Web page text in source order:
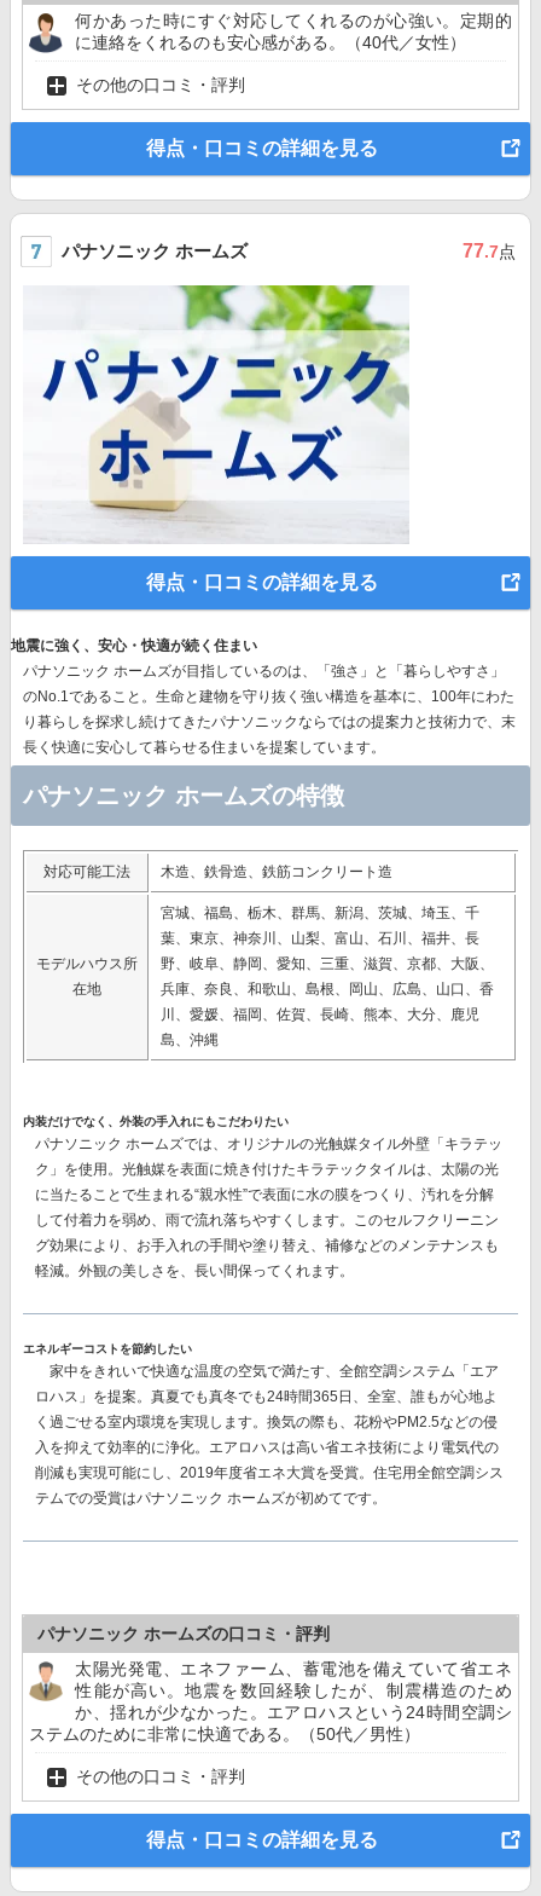
何かあった時にすぐ対応してくれるのが心強い。定期的
に連絡をくれるのも安心感がある。（40代／女性）
その他の口コミ・評判
得点・口コミの詳細を見る
パナソニック ホームズ 77.7点
得点・口コミの詳細を見る
地震に強く、安心・快適が続く住まい
パナソニック ホームズが目指しているのは、「強さ」と「暮らしやすさ」
のNo.1であること。生命と建物を守り抜く強い構造を基本に、 100年にわた
り暮らしを探求し続けてきたパナソニックならではの提案力と技術力で、末
長く快適に安心して暮らせる住まいを提案しています。
パナソニック ホームズの特徴
対応可能工法 木造、鉄骨造、鉄筋コンクリート造
モデルハウス所
在地
宮城、福島、栃木、群馬、新潟、茨城、埼玉、千
葉、東京、神奈川、山梨、富山、石川、福井、長
野、岐阜、静岡、愛知、三重、滋賀、京都、大阪、
兵庫、奈良、和歌山、島根、岡山、広島、山口、香
川、愛媛、福岡、佐賀、長崎、熊本、大分、鹿児
島、沖縄
内装だけでなく、外装の手入れにもこだわりたい
パナソニック ホームズでは、オリジナルの光触媒タイル外壁「キラテッ
ク」 を使用。光触媒を表面に焼き付けたキラテックタイルは、太陽の光
に当たることで生まれる“親水性”で表面に水の膜をつくり、汚れを分解
して付着力を弱め、雨で流れ落ちやすくします。このセルフクリーニン
グ効果により、 お手入れの手間や塗り替え、補修などのメンテナンスも
軽減。 外観の美しさを、長い間保ってくれます。
エネルギーコストを節約したい
家中をきれいで快適な温度の空気で満たす、 全館空調システム「エア
ロハス」 を提案。真夏でも真冬でも24時間365日、全室、誰もが心地よ
く過ごせる室内環境を実現します。換気の際も、花粉やPM2.5などの侵
入を抑えて効率的に浄化。エアロハスは高い省エネ技術により電気代の
削減も実現可能にし、 2019年度省エネ大賞を受賞。 住宅用全館空調シス
テムでの受賞はパナソニック ホームズが初めてです。
パナソニック ホームズの口コミ・評判
太陽光発電、エネファーム、蓄電池を備えていて省エネ
性能が高い。地震を数回経験したが、制震構造のため
か、揺れが少なかった。エアロハスという24時間空調シ
ステムのために非常に快適である。（50代／男性）
その他の口コミ・評判
得点・口コミの詳細を見る